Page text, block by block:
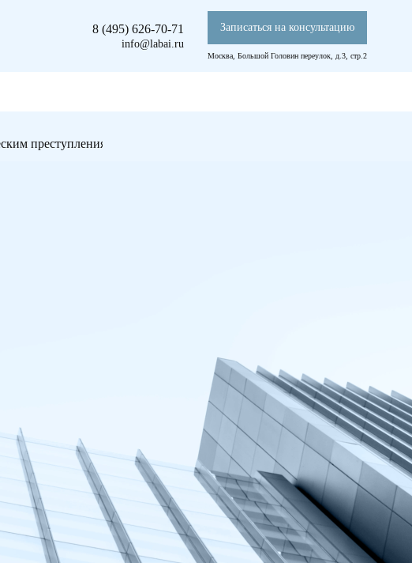
преступлениям
8 (495) 626-70-71
info@labai.ru
Записаться на консультацию
Москва, Большой Головин переулок, д.3, стр.2